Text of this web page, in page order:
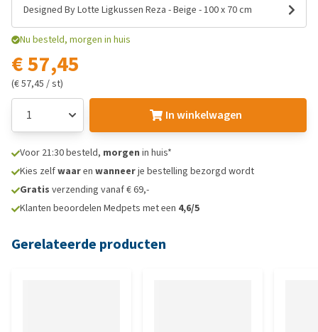
Designed By Lotte Ligkussen Reza - Beige - 100 x 70 cm
Nu besteld, morgen in huis
€ 57,45
(€ 57,45 / st)
In winkelwagen
Voor 21:30 besteld, morgen in huis*
Kies zelfwaaren wanneerje bestelling bezorgd wordt
Gratis verzending vanaf € 69,-
Klanten beoordelen Medpets met een 4,6/5
Gerelateerde producten